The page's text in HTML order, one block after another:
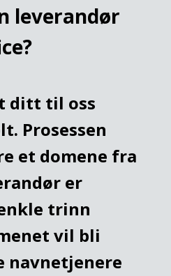
leverandør
ditt til oss
Prosessen
et domene fra
er
trinn
vil bli
navnetjenere